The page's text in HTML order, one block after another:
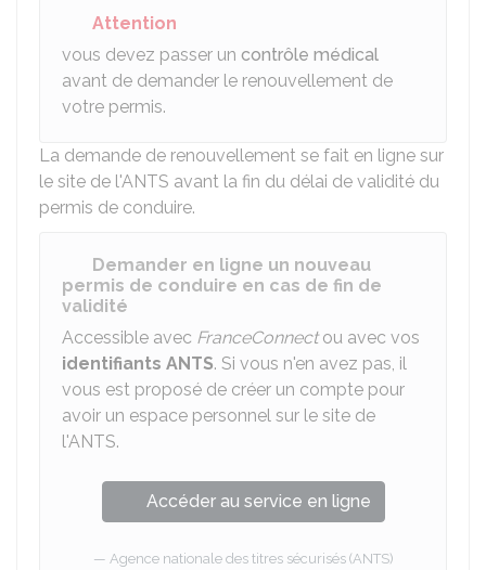
Attention
vous devez passer un contrôle médical
avant de demander le renouvellement de
votre permis.
La demande de renouvellement se fait en ligne sur
le site de l'ANTS avant la fin du délai de validité du
permis de conduire.
Demander en ligne un nouveau
permis de conduire en cas de fin de
validité
Accessible avec FranceConnectou avec vos
identifiants ANTS. Si vous n'en avez pas, il
vous est proposé de créer un compte pour
avoir un espace personnel sur le site de
l'ANTS.
Accéder au service en ligne
Agence nationale des titres sécurisés (ANTS)